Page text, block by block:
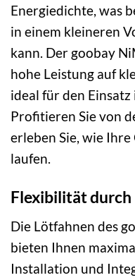
Energiedichte, was
in einem kleineren
kann. Der goobay
hohe Leistung auf
ideal für den
Profitieren Sie von
erleben Sie, wie
laufen.
Flexibilität
Die Lötfahnen des
bieten Ihnen
Installation und